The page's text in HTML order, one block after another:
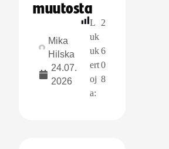
muutosta
Mika
Hilska
24.07.
2026
L
uk
uk
ert
oj
a:
2
6
0
8